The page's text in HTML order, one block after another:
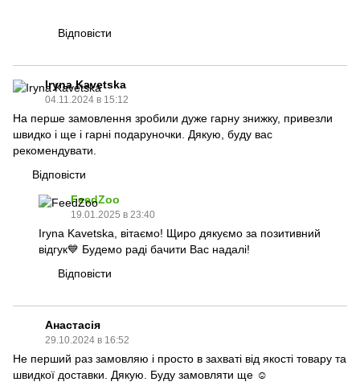
Відповісти
Iryna Kavetska
04.11.2024 в 15:12
На перше замовлення зробили дуже гарну знижку, привезли
швидко і ще і гарні подаруночки. Дякую, буду вас
рекомендувати.
Відповісти
FeedZoo
19.01.2025 в 23:40
Iryna Kavetska, вітаємо! Щиро дякуємо за позитивний
відгук💙 Будемо раді бачити Вас надалі!
Відповісти
Анастасія
29.10.2024 в 16:52
Не перший раз замовляю і просто в захваті від якості товару та
швидкої доставки. Дякую. Буду замовляти ще ☺️